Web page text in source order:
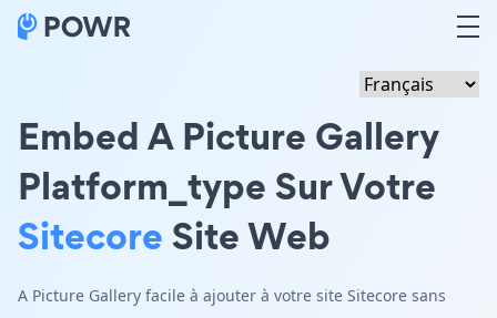
Embed A Picture Gallery
Platform_type Sur Votre
SitecoreSite Web
A Picture Gallery facile à ajouter à votre site Sitecore sans